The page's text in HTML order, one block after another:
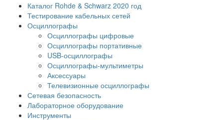
Каталог Rohde & Schwarz 2020 год
Тестирование кабельных сетей
Осциллографы
Осциллографы цифровые
Осциллографы портативные
USB-осциллографы
Осциллографы-мультиметры
Аксессуары
Телевизионные осциллографы
Сетевая безопасность
Лабораторное оборудование
Инструменты